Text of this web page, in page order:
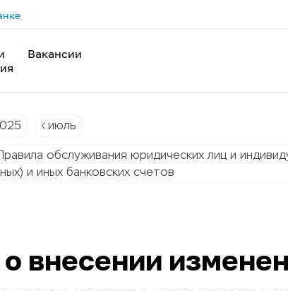
Вакансии
июль
обслуживания юридических лиц и
и иных банковских счетов
внесении